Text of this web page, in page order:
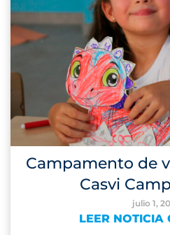
Campamento de
Casvi
julio 1,
LEER NOTICIA